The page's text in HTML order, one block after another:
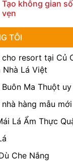
Tạo không gian
vẹn
TÔI
resort tại Củ
Lá Việt
Ma Thuột
hàng mẫu
Lá Ẩm Thực
Che Nắng